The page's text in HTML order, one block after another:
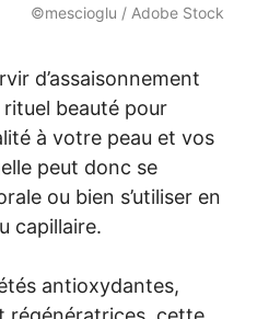
©mescioglu / Adobe Stock
d’assaisonnement
beauté pour
à votre peau et vos
peut donc se
ou bien s’utiliser en
capillaire.
antioxydantes,